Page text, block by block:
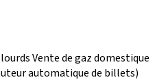
Vente de gaz domestique
automatique de billets)